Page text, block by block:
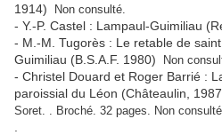
1914)
Non consulté.
- Y.-P. Castel : Lampaul-Guimiliau
- M.-M. Tugorès : Le retable de
Guimiliau (B.S.A.F. 1980)
Non
- Christel Douard et Roger Barrié :
paroissial du Léon (Châteaulin,
Soret. . Broché. 32 pages. Non consulté.